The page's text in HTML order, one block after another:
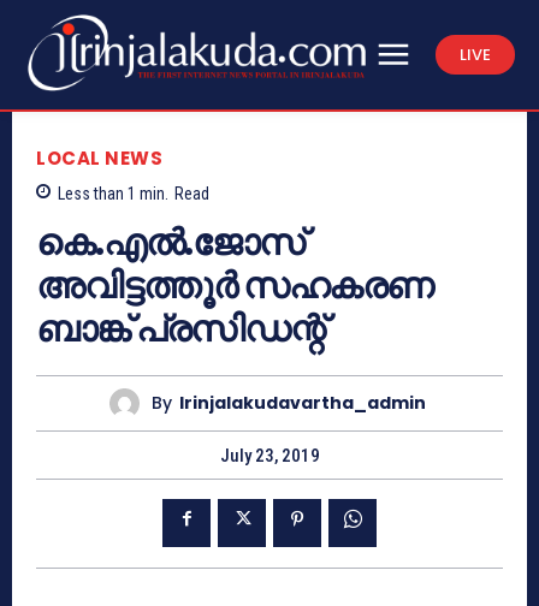
LIVE
LOCAL NEWS
Less than 1 min. Read
കെ.എല്‍.ജോസ്
അവിട്ടത്തൂര്‍ സഹകരണ
ബാങ്ക് പ്രസിഡന്റ്
By Irinjalakudavartha_admin
July 23, 2019